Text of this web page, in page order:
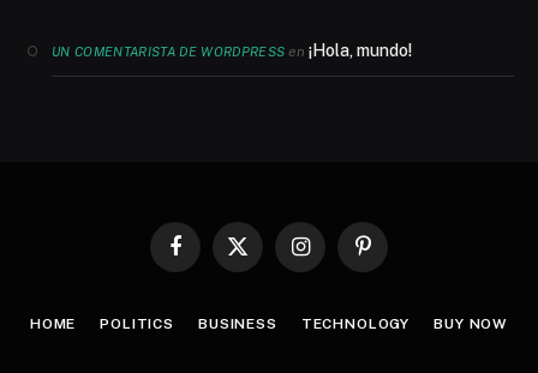
UN COMENTARISTA DE WORDPRESS en¡Hola, mundo!
Facebook
X
InstagramPinterest
HOME POLITICS BUSINESS TECHNOLOGY BUY NOW